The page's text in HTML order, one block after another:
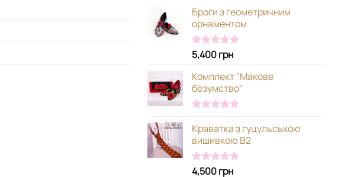
Броги з геометричним
орнаментом
Оцінено в
з 5
5,400грн
Комплект "Макове
безумство"
5.00з 5
Краватка з гуцульською
вишивкою В2
Оцінено в
4,500грн